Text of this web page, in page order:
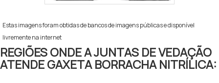
Estas imagens foram obtidas de bancos de imagens públicas e disponível
livremente na internet
REGIÕES ONDE A JUNTAS DE VEDAÇÃO
ATENDE GAXETA BORRACHA NITRÍLICA: